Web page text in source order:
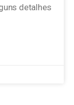
detalhes